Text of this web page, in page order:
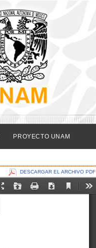
PROYECTO UNAM
DESCARGAR EL ARCHIVO PDF